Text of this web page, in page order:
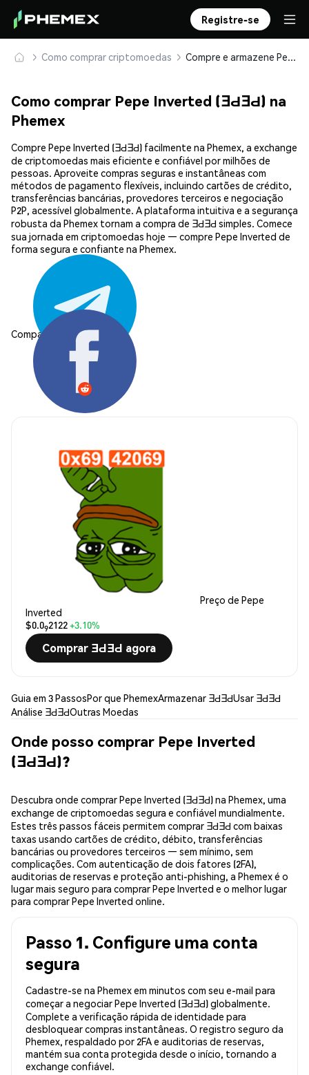
Registre-se
Como comprar criptomoedas Compre e armazene Pepe Inverted (ƎԀƎԀ) com segurança
Como comprar Pepe Inverted (ƎԀƎԀ) na
Phemex
Compre Pepe Inverted (ƎԀƎԀ) facilmente na Phemex, a exchange
de criptomoedas mais eficiente e confiável por milhões de
pessoas. Aproveite compras seguras e instantâneas com
métodos de pagamento flexíveis, incluindo cartões de crédito,
transferências bancárias, provedores terceiros e negociação
P2P, acessível globalmente. A plataforma intuitiva e a segurança
robusta da Phemex tornam a compra de ƎԀƎԀ simples. Comece
sua jornada em criptomoedas hoje — compre Pepe Inverted de
forma segura e confiante na Phemex.
Compartilhar:
Preço de Pepe
Inverted
$0.092122+3.10%
Comprar ƎԀƎԀ agora
Guia em 3 PassosPor que PhemexArmazenar ƎԀƎԀUsar ƎԀƎԀ
Análise ƎԀƎԀOutras Moedas
Onde posso comprar Pepe Inverted
(ƎԀƎԀ)?
Descubra onde comprar Pepe Inverted (ƎԀƎԀ) na Phemex, uma
exchange de criptomoedas segura e confiável mundialmente.
Estes três passos fáceis permitem comprar ƎԀƎԀ com baixas
taxas usando cartões de crédito, débito, transferências
bancárias ou provedores terceiros — sem mínimo, sem
complicações. Com autenticação de dois fatores (2FA),
auditorias de reservas e proteção anti-phishing, a Phemex é o
lugar mais seguro para comprar Pepe Inverted e o melhor lugar
para comprar Pepe Inverted online.
Passo 1. Configure uma conta
segura
Cadastre-se na Phemex em minutos com seu e-mail para
começar a negociar Pepe Inverted (ƎԀƎԀ) globalmente.
Complete a verificação rápida de identidade para
desbloquear compras instantâneas. O registro seguro da
Phemex, respaldado por 2FA e auditorias de reservas,
mantém sua conta protegida desde o início, tornando a
exchange confiável.